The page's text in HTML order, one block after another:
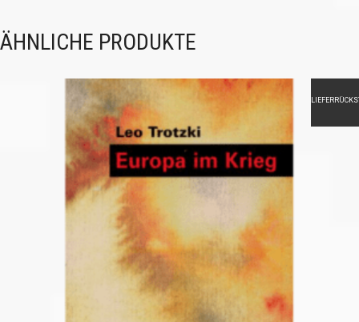
ÄHNLICHE PRODUKTE